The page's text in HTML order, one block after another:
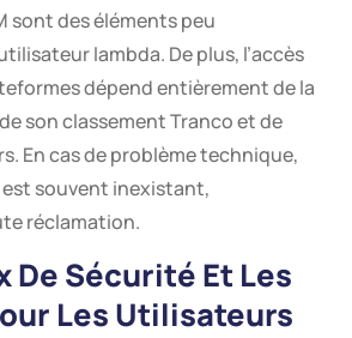
sont des éléments peu
lambda. De plus, l’accès
dépend entièrement de la
son classement Tranco et de
En cas de problème technique,
souvent inexistant,
réclamation.
De Sécurité Et Les
Les Utilisateurs